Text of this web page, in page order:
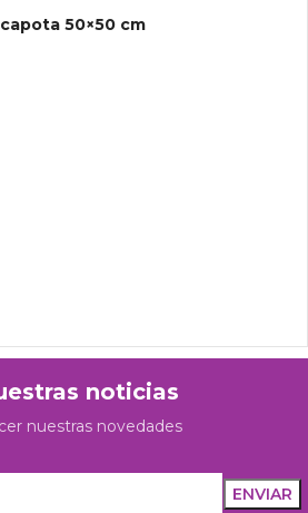
50×50 cm
noticias
nuestras novedades